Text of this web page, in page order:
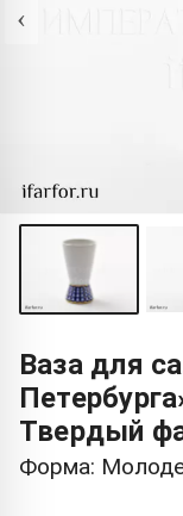
‹
Ваза для
Твердый
Форма: